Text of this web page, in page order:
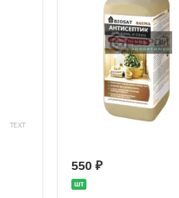
550 ₽
шт